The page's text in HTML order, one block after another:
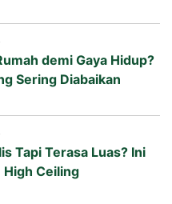
demi Gaya Hidup?
Sering Diabaikan
Tapi Terasa Luas? Ini
High Ceiling